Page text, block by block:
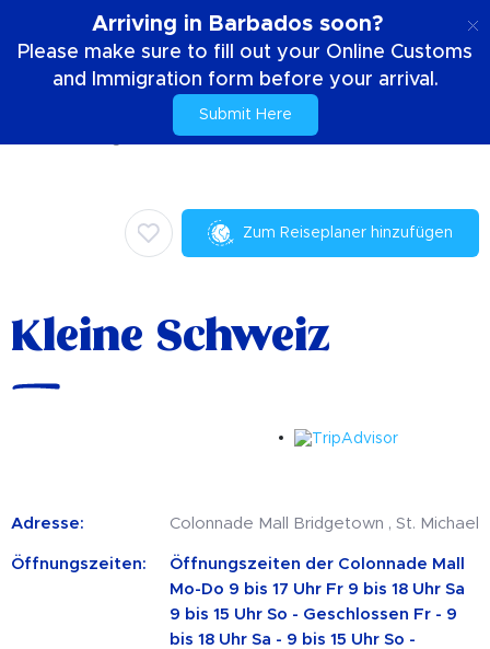
Arriving in Barbados soon?
Please make sure to fill out your Online Customs
and Immigration form before your arrival.
Submit Here
Dinge die zu tun sind Einkaufen
Zum Reiseplaner hinzufügen
Kleine Schweiz
Adresse: Colonnade Mall Bridgetown , St. Michael
Öffnungszeiten:
Öffnungszeiten der Colonnade Mall
Mo-Do 9 bis 17 Uhr Fr 9 bis 18 Uhr Sa
9 bis 15 Uhr So - Geschlossen Fr - 9
bis 18 Uhr Sa - 9 bis 15 Uhr So -